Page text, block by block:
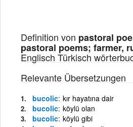
Definition von pastoral
pastoral poems; farmer,
Englisch Türkisch
Relevante Übersetzungen
bucolic kır hayatına dair
bucolic köylü olan
bucolic köylü gibi